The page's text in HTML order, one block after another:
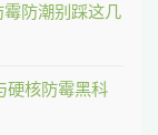
防潮别踩这几
硬核防霉黑科